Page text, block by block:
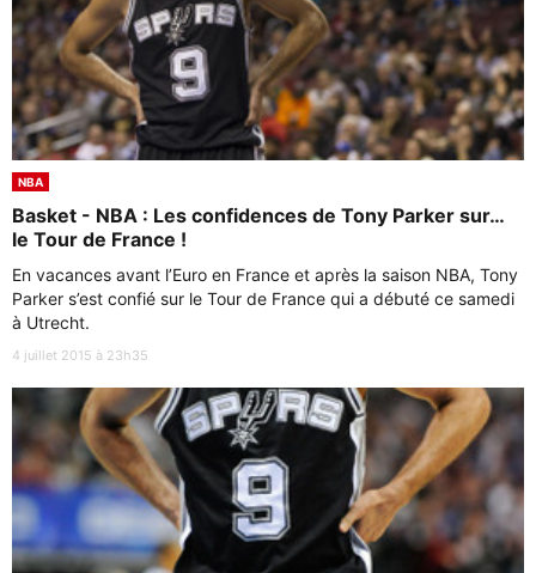
NBA
Basket - NBA : Les confidences de Tony Parker sur…
le Tour de France !
En vacances avant l’Euro en France et après la saison NBA, Tony
Parker s’est confié sur le Tour de France qui a débuté ce samedi
à Utrecht.
4 juillet 2015 à 23h35